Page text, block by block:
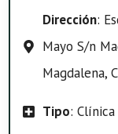
Dirección:
Mayo S/n
Magdalena,
Tipo: